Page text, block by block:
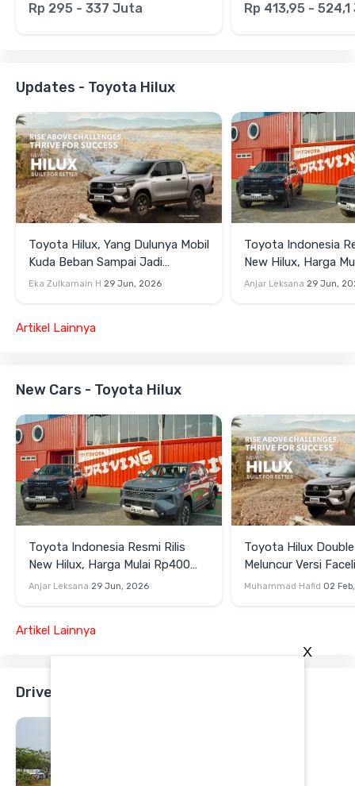
Rp 295 - 337 Juta
Rp 413,95 -
Updates - Toyota Hilux
Toyota Hilux, Yang Dulunya Mobil
Kuda Beban Sampai Jadi
Lifestyle
Eka Zulkarnain H 29 Jun, 2026
Toyota Indonesia
New Hilux, Harga
Jutaan
Anjar Leksana 29 Jun,
Artikel Lainnya
New Cars - Toyota Hilux
Toyota Indonesia Resmi Rilis
New Hilux, Harga Mulai Rp400
Jutaan
Anjar Leksana 29 Jun, 2026
Toyota Hilux
Meluncur Versi
Fitur dan Tampilan
Muhammad Hafid 02
Artikel Lainnya
Drives - Toyota Hilux
X